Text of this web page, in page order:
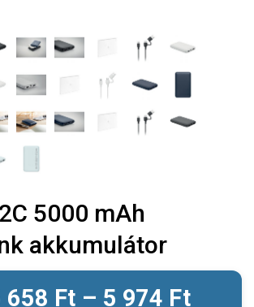
5000 mAh
akkumulátor
658 Ft – 5 974 Ft